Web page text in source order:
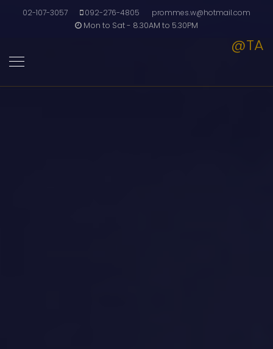
02-107-3057 092-276-4805
prommes.w@hotmail.com
Mon to Sat - 8.30AM to 5.30PM
@TA